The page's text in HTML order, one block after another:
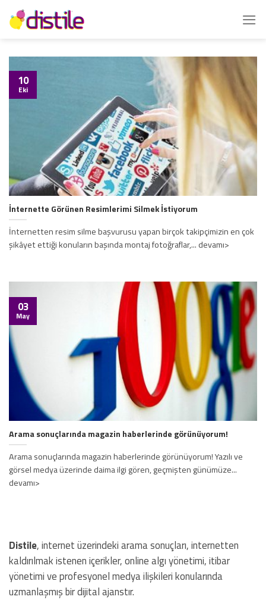
İçeriğe
atla
İnternette Görünen Resimlerimi Silmek İstiyorum
İnternetten resim silme başvurusu yapan birçok takipçimizin en çok
şikâyet ettiği konuların başında montaj fotoğraflar,... devamı>
10
Eki
Arama sonuçlarında magazin haberlerinde görünüyorum!
Arama sonuçlarında magazin haberlerinde görünüyorum! Yazılı ve
görsel medya üzerinde daima ilgi gören, geçmişten günümüze...
devamı>
03
May
Distile, internet üzerindeki arama sonuçları, internetten
kaldırılmak istenen içerikler, online algı yönetimi, itibar
yönetimi ve profesyonel medya ilişkileri konularında
uzmanlaşmış bir dijital ajanstır.